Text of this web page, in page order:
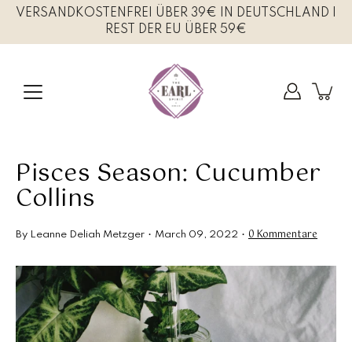
InhalteVERSANDKOSTENFREI ÜBER 39€ IN DEUTSCHLAND I
REST DER EU ÜBER 59€
Pisces Season: Cucumber
Collins
By Leanne Deliah Metzger March 09, 2022 0 Kommentare